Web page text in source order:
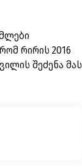
რირის 2016
შეძენა მას